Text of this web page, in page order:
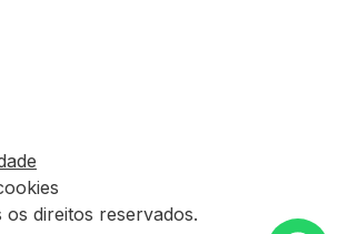
direitos reservados.